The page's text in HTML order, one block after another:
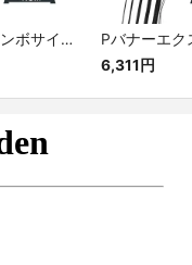
Pバナージャンボサイズ専用ポール
6,311円